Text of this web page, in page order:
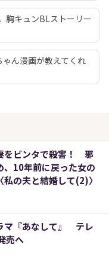
胸キュンBLストーリー
ん漫画が教えてくれ
をビンタで殺害！ 邪
、10年前に戻った女の
の夫と結婚して(2)〉
マ『あなして』 テレ
売へ